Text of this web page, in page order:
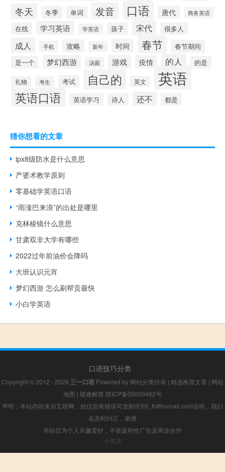
冬天 冬季 单词 发音 口语 唐代 商务英语
在线 学习英语 学英语 孩子 宋代 很多人
成人 手机 攻略 新年 时间 春节
春节期间
是一个
梦幻西游 汤圆 游戏 疫情 的人 的是
礼物 考生 考试 自己的 英文 英语
英语口语 英语学习 诗人 还不 都是
猜你想看的文章
ipx8级防水是什么意思
产婆术教学原则
零基础学英语口语
“雨涨巴来浪”的出处是哪里
克林棱镜什么意思
甘肃双非大学有哪些
2022过年前油价会降吗
大班认识元宵
梦幻西游 怎么刷帮贡最快
小白学英语
口语技巧分类
Copyright © 2012 - 2026 三一口语 Powered by 网站分类目录 | 精选推荐文章 | 网站
地图 | 疑难解答 陕ICP备05009492号
声明：本站内容来自互联网，如信息有错误可发邮件到f_fb#foxmail.com说明，我们
会及时纠正，谢谢
本站仅为个人兴趣爱好，不接盈利性广告及商业合作
小男孩